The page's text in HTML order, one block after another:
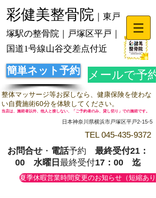
彩健美整骨院 ｜東戸
塚駅の整骨院｜戸塚区平戸｜
国道1号線山谷交差点付近
簡単ネット予約 メールで予約
整体マッサージ等お探しなら、健康保険を使わな
い自費施術60分を体験してください。
当店は、施術者以外、他人と接しない、「ご予約者のみ、貸し切り」での施術です。
日本神奈川県横浜市戸塚区平戸2-15-5
TEL 045-435-9372
お問合せ ・ 電話予約 最終受付21：
00
水曜日 最終受付17：00 迄
夏季休暇営業時間変更のお知らせ（短縮あり